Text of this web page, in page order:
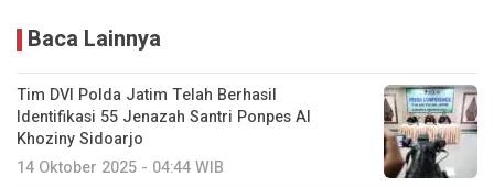
Baca Lainnya
Tim DVI Polda Jatim Telah Berhasil
Identifikasi 55 Jenazah Santri Ponpes Al
Khoziny Sidoarjo
14 Oktober 2025 - 04:44 WIB